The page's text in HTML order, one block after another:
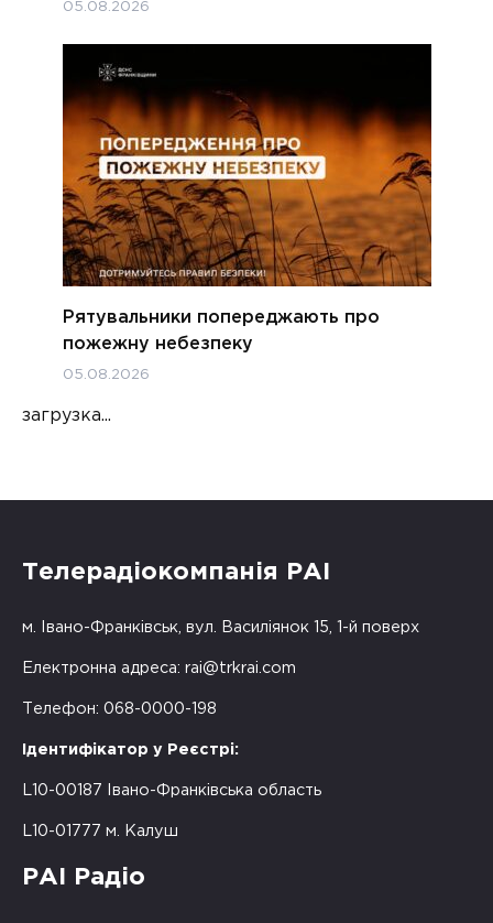
05.08.2026
Рятувальники попереджають про
пожежну небезпеку
05.08.2026
загрузка...
Телерадіокомпанія РАІ
м. Івано-Франківськ, вул. Василіянок 15, 1-й поверх
Електронна адреса: rai@trkrai.com
Телефон: 068-0000-198
Ідентифікатор у Реєстрі:
L10-00187 Івано-Франківська область
L10-01777 м. Калуш
РАІ Радіо